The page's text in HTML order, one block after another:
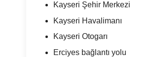
Kayseri Şehir Merkezi
Kayseri Havalimanı
Kayseri Otogarı
Erciyes bağlantı yolu